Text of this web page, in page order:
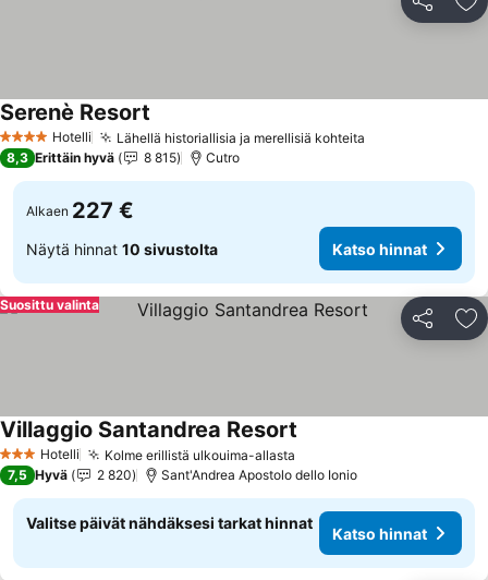
Jaa
4 Tähtiluokitus
Hotelli Lähellä historiallisia ja merellisiä kohteita
Serenè Resort
8,3 Erittäin hyvä 8 815 Cutro
Alkaen 227 €
Näytä hinnat 10 sivustolta Katso hinnat
Jaa
Suosittu valinta
3 Tähtiluokitus
Hotelli Kolme erillistä ulkouima-allasta
Villaggio Santandrea Resort
7,5 Hyvä 2 820 Sant'Andrea Apostolo dello Ionio
Valitse päivät nähdäksesi tarkat hinnat
Katso hinnat